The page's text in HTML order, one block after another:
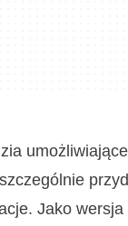
umożliwiające
Jako wersja